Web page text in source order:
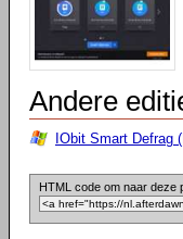
Andere
IObit Smart Defrag
HTML code om naar deze